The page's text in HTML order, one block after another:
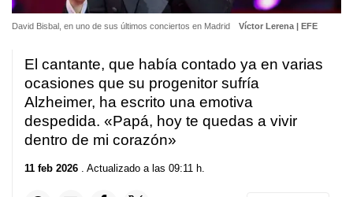
David Bisbal, en uno de sus últimos conciertos en Madrid Víctor Lerena | EFE
El cantante, que había contado ya en varias
ocasiones que su progenitor sufría
Alzheimer, ha escrito una emotiva
despedida. «Papá, hoy te quedas a vivir
dentro de mi corazón»
11 feb 2026 . Actualizado a las 09:11 h.